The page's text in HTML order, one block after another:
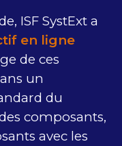
ISF SystExt a
en ligne
de ces
un
du
composants,
avec les